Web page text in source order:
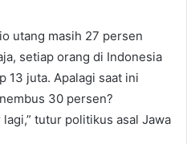
utang masih 27 persen
setiap orang di Indonesia
13 juta. Apalagi saat ini
30 persen?
tutur politikus asal Jawa